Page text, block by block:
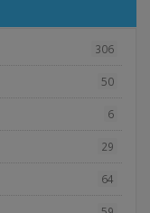
306
50
6
29
64